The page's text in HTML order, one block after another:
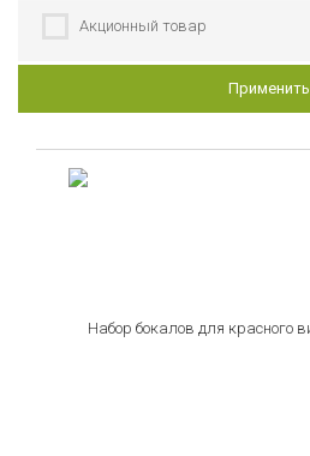
Matceramica
Schott Zwiesel
Victorinox
Акционный товар
Применить